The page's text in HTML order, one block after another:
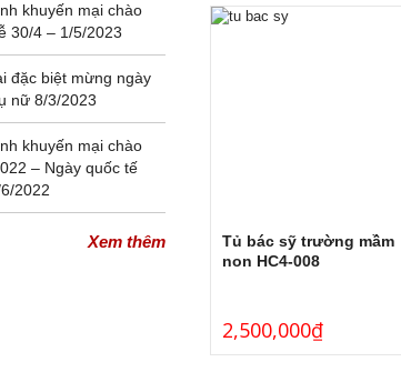
Tủ bác sỹ trường mầm
non HC4-008
2,500,000₫
khuyến mại chào
30/4 – 1/5/2023
đặc biệt mừng ngày
nữ 8/3/2023
khuyến mại chào
– Ngày quốc tế
2022
Xem thêm